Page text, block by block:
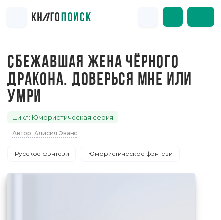
СБЕЖАВШАЯ ЖЕНА ЧЁРНОГО
ДРАКОНА. ДОВЕРЬСЯ МНЕ ИЛИ
УМРИ
Цикл: Юмористическая серия
Автор: Алисия Эванс
Русское фэнтези Юмористическое фэнтези